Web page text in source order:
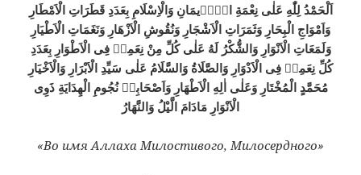
اَلْحَمْدُ لِلّٰهِ عَلٰى نِعْمَةِ الْاٖيمَانِ وَالْاِسْلَامِ بِعَدَدِ قَطَرَاتِ الْاَمْطَارِ
وَاَمْوَاجِ الْبِحَارِ وَثَمَرَاتِ الْاَشْجَارِ وَنُقُوشِ الْاَزْهَارِ وَنَغَمَاتِ الْاَطْيَارِ
وَلَمَعَاتِ الْاَنْوَارِ وَالشُّكْرُ لَهُ عَلٰى كُلِّ مِنْ نِعَمِهٖ فِى الْاَطْوَارِ بِعَدَدِ
كُلِّ نِعَمِهٖ فِى الْاَدْوَارِ وَالصَّلَاةُ وَالسَّلَامُ عَلٰى سَيِّدِ الْاَبْرَارِ وَالْاَخْيَارِ
مُحَمَّدٍ الْمُخْتَارِ وَعَلٰى اٰلِهِ الْاَطْهَارِ وَاَصْحَابِهٖ نُجُومِ الْهِدَايَةِ ذَوِى
الْاَنْوَارِ مَادَامَ الَّيْلُ وَالنَّهَارُ
«Во имя Аллаха Милостивого, Милосердного»